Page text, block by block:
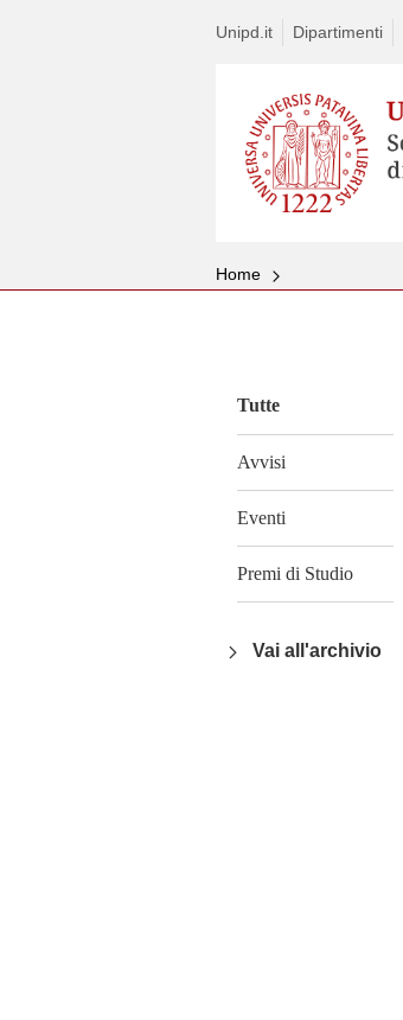
Unipd.it Dipartimenti
Home
Tutte
Avvisi
Eventi
Premi di Studio
Vai all'archivio